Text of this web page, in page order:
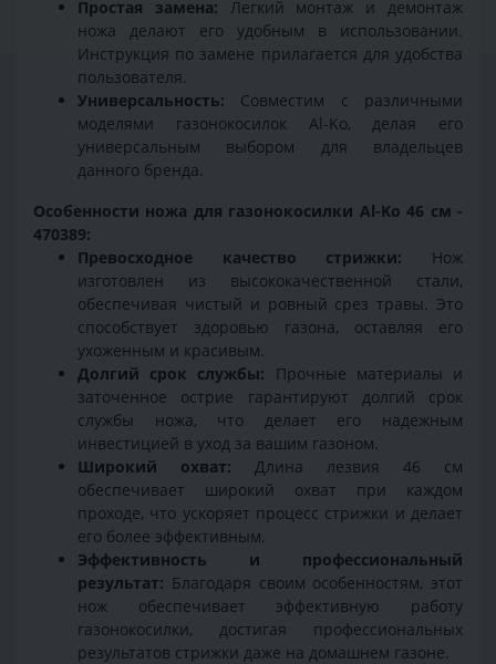
Простая замена: Легкий монтаж и демонтаж
ножа делают его удобным в использовании.
Инструкция по замене прилагается для удобства
пользователя.
Универсальность: Совместим с различными
моделями газонокосилок Al-Ko, делая его
универсальным выбором для владельцев
данного бренда.
Особенности ножа для газонокосилки Al-Ko 46 см -
470389:
Превосходное качество стрижки: Нож
изготовлен из высококачественной стали,
обеспечивая чистый и ровный срез травы. Это
способствует здоровью газона, оставляя его
ухоженным и красивым.
Долгий срок службы: Прочные материалы и
заточенное острие гарантируют долгий срок
службы ножа, что делает его надежным
инвестицией в уход за вашим газоном.
Широкий охват: Длина лезвия 46 см
обеспечивает широкий охват при каждом
проходе, что ускоряет процесс стрижки и делает
его более эффективным.
Эффективность и профессиональный
результат: Благодаря своим особенностям, этот
нож обеспечивает эффективную работу
газонокосилки, достигая профессиональных
результатов стрижки даже на домашнем газоне.